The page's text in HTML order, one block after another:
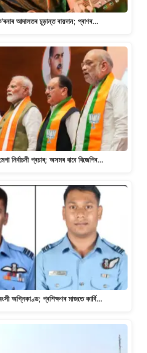
আদালতৰ চূড়ান্ত ৰায়দান; প্ৰাণৰ…
নিৰ্বাচনী প্ৰচাৰ; অসমৰ বাবে বিজেপিৰ…
অগ্নিকাণ্ড; প্ৰশিক্ষণৰ মাজতে কাৰ্বি…